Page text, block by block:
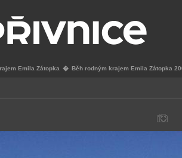
Emila Zátopka � Běh rodným krajem Emila Zátopka